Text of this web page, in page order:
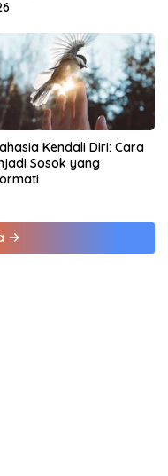
Kendali Diri: Cara
Sosok yang